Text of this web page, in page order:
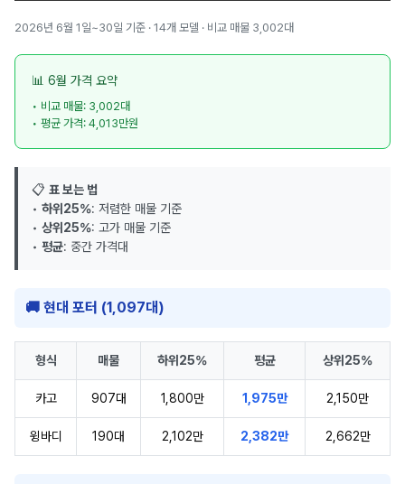
2026년 6월 1일~30일 기준 · 14개 모델 · 비교 매물 3,002대
📊 6월 가격 요약
• 비교 매물: 3,002대
• 평균 가격: 4,013만원
📋 표 보는 법
• 하위25%: 저렴한 매물 기준
• 상위25%: 고가 매물 기준
• 평균: 중간 가격대
🚚 현대 포터 (1,097대)
형식 매물 하위25% 평균 상위25%
카고 907대 1,800만 1,975만 2,150만
윙바디 190대 2,102만 2,382만 2,662만